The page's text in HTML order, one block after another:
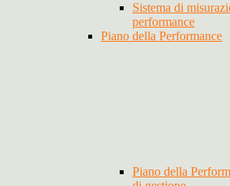
Sistema di
performance
Piano della Performance
Piano della